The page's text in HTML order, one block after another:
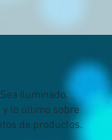
Iluminado.
lo último sobre
de productos.